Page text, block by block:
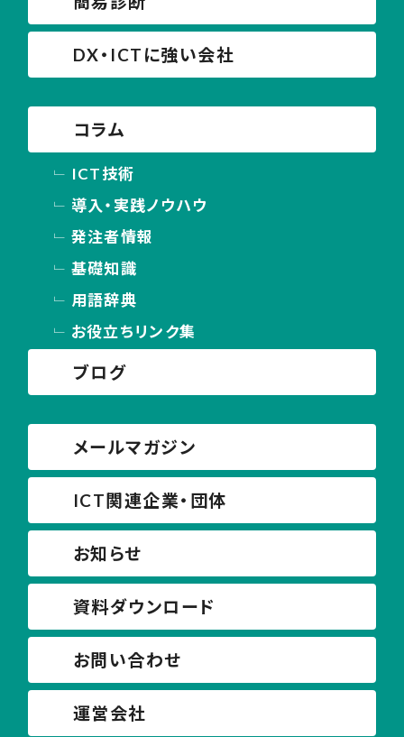
DX・ICTに強い会社
コラム
ICT技術
導入・実践ノウハウ
発注者情報
基礎知識
用語辞典
お役立ちリンク集
ブログ
メールマガジン
ICT関連企業・団体
お知らせ
資料ダウンロード
お問い合わせ
運営会社